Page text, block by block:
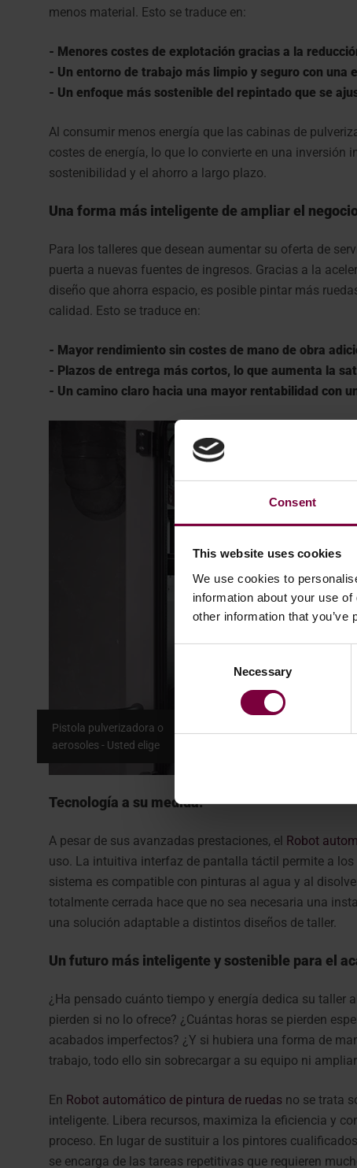
Consent
This website uses cookies
We use cookies to
information about your use
other information that
Necessary
menos material. Esto se traduce en:
- Menores costes de explotación gracias a la
- Un entorno de trabajo más limpio y seguro con una
- Un enfoque más sostenible del repintado que se
Al consumir menos energía que las cabinas de
costes de energía, lo que lo convierte en una inversión
sostenibilidad y el ahorro a largo plazo.
Una forma más inteligente de ampliar el
Para los talleres que desean aumentar su oferta de
puerta a nuevas fuentes de ingresos. Gracias a la
diseño que ahorra espacio, es posible pintar más
calidad. Esto se traduce en:
- Mayor rendimiento sin costes de mano de obra
- Plazos de entrega más cortos, lo que aumenta la
- Un camino claro hacia una mayor rentabilidad con
Pistola pulverizadora o
aerosoles - Usted elige
Tecnología a su medida.
A pesar de sus avanzadas prestaciones, el Robot
uso. La intuitiva interfaz de pantalla táctil permite a
sistema es compatible con pinturas al agua y al
totalmente cerrada hace que no sea necesaria una
una solución adaptable a distintos diseños de taller.
Un futuro más inteligente y sostenible para el
¿Ha pensado cuánto tiempo y energía dedica su taller
pierden si no lo ofrece? ¿Cuántas horas se pierden
acabados imperfectos? ¿Y si hubiera una forma de
trabajo, todo ello sin sobrecargar a su equipo ni
En Robot automático de pintura de ruedas no se trata
inteligente. Libera recursos, maximiza la eficiencia y
proceso. En lugar de sustituir a los pintores
se encarga de las tareas repetitivas que requieren